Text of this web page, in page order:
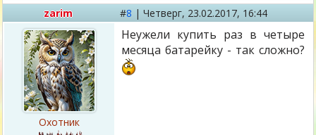
zarim
#8 | Четверг, 23.02.2017, 16:44
Охотник
Неужели купить раз в четыре
месяца батарейку - так сложно?